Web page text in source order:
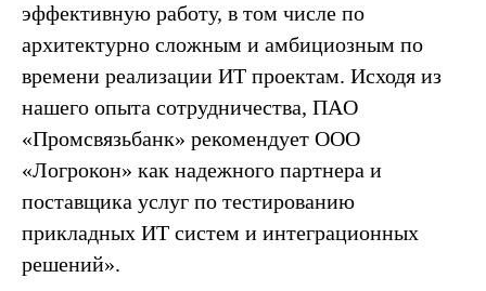
эффективную работу, в том числе по
архитектурно сложным и амбициозным по
времени реализации ИТ проектам. Исходя из
нашего опыта сотрудничества, ПAO
«Промсвязьбанк» рекомендует ООО
«Логрокон» как надежного партнера и
поставщика услуг по тестированию
прикладных ИТ систем и интеграционных
решений».